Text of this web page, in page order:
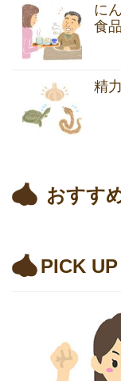
に
食
精
おすす
PICK UP